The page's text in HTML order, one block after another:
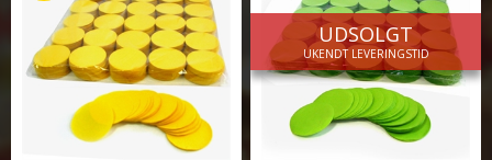
UDSOLGT
UKENDT LEVERINGSTID